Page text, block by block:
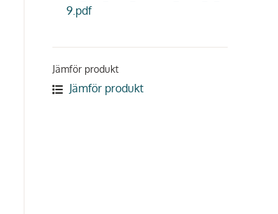
9.pdf
Jämför produkt
Jämför produkt